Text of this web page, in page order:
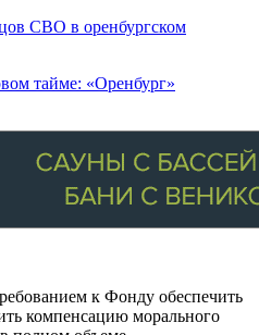
СВО в оренбургском
тайме: «Оренбург»
к Фонду обеспечить
компенсацию морального